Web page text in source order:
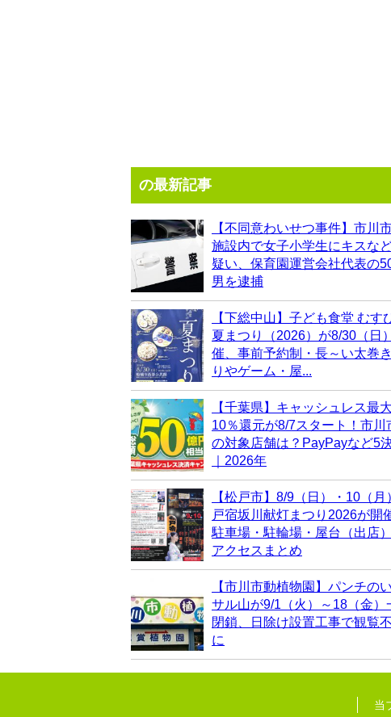
の最新記事
【不同意わいせつ事件】市川
施設内で女子小学生にキスな
疑い、保育園運営会社代表の
男を逮捕
【下総中山】子ども食堂 むす
夏まつり（2026）が8/30（日
催、事前予約制・長～い太巻
りやゲーム・屋...
【千葉県】キャッシュレス最大
10％還元が8/7スタート！市川
の対象店舗は？PayPayなど5
｜2026年
【松戸市】8/9（日）・10（月
戸宿坂川献灯まつり2026が開
駐車場・駐輪場・屋台（出店）
アクセスまとめ
【市川市動植物園】パンチの
サル山が9/1（火）～18（金）
閉鎖、日除け設置工事で観覧
に
当